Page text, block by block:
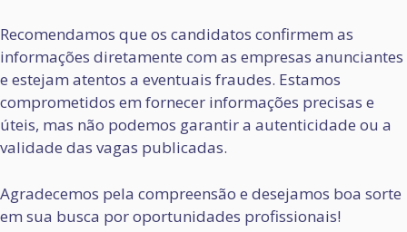
Recomendamos que os candidatos confirmem as
informações diretamente com as empresas anunciantes
e estejam atentos a eventuais fraudes. Estamos
comprometidos em fornecer informações precisas e
úteis, mas não podemos garantir a autenticidade ou a
validade das vagas publicadas.
Agradecemos pela compreensão e desejamos boa sorte
em sua busca por oportunidades profissionais!